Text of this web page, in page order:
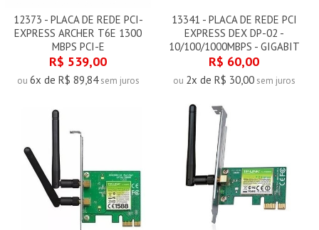
12373 - PLACA DE REDE PCI-
EXPRESS ARCHER T6E 1300
MBPS PCI-E
R$ 539,00
ou 6x de R$ 89,84sem juros
13341 - PLACA DE REDE PCI
EXPRESS DEX DP-02 -
10/100/1000MBPS - GIGABIT
R$ 60,00
ou 2x de R$ 30,00sem juros